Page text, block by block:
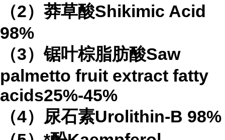
（2）莽草酸Shikimic Acid
98%
（3）锯叶棕脂肪酸Saw
palmetto fruit extract fatty
acids25%-45%
（4） 尿石素Urolithin-B 98%